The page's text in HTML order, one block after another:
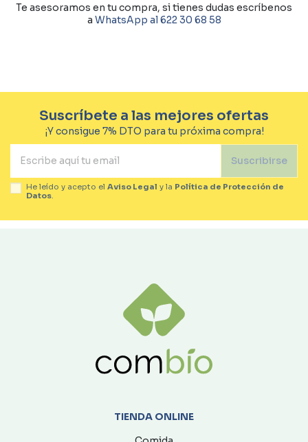
Te asesoramos en tu compra, si tienes dudas escríbenos
a WhatsApp al 622 30 68 58
Suscríbete a las mejores ofertas
¡Y consigue 7% DTO para tu próxima compra!
Suscribirse
He leído y acepto el Aviso Legal y la Política de Protección de
Datos
TIENDA ONLINE